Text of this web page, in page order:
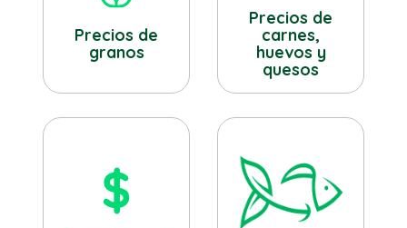
Precios de
granos
Precios de
carnes,
huevos y
quesos